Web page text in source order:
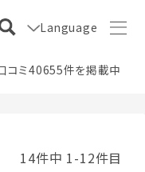
Language
コミ40655件を掲載中
14件中 1-12件目